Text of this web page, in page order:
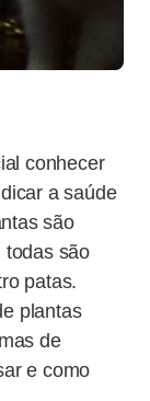
conhecer
a saúde
são
todas são
patas.
plantas
de
e como